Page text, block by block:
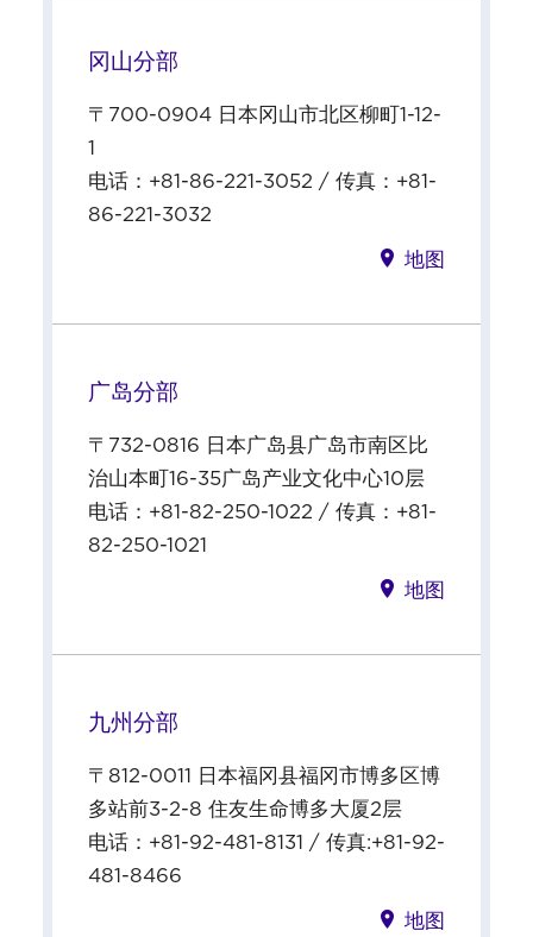
冈山分部
〒700-0904 日本冈山市北区柳町1-12-
1
电话：+81-86-221-3052 / 传真：+81-
86-221-3032
地图
广岛分部
〒732-0816 日本广岛县广岛市南区比
治山本町16-35广岛产业文化中心10层
电话：+81-82-250-1022 / 传真：+81-
82-250-1021
地图
九州分部
〒812-0011 日本福冈县福冈市博多区博
多站前3-2-8 住友生命博多大厦2层
电话：+81-92-481-8131 / 传真:+81-92-
481-8466
地图